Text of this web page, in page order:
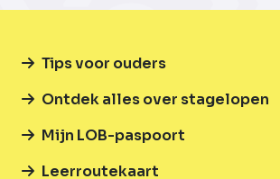
Tips voor ouders
Ontdek alles over stagelopen
Mijn LOB-paspoort
Leerroutekaart